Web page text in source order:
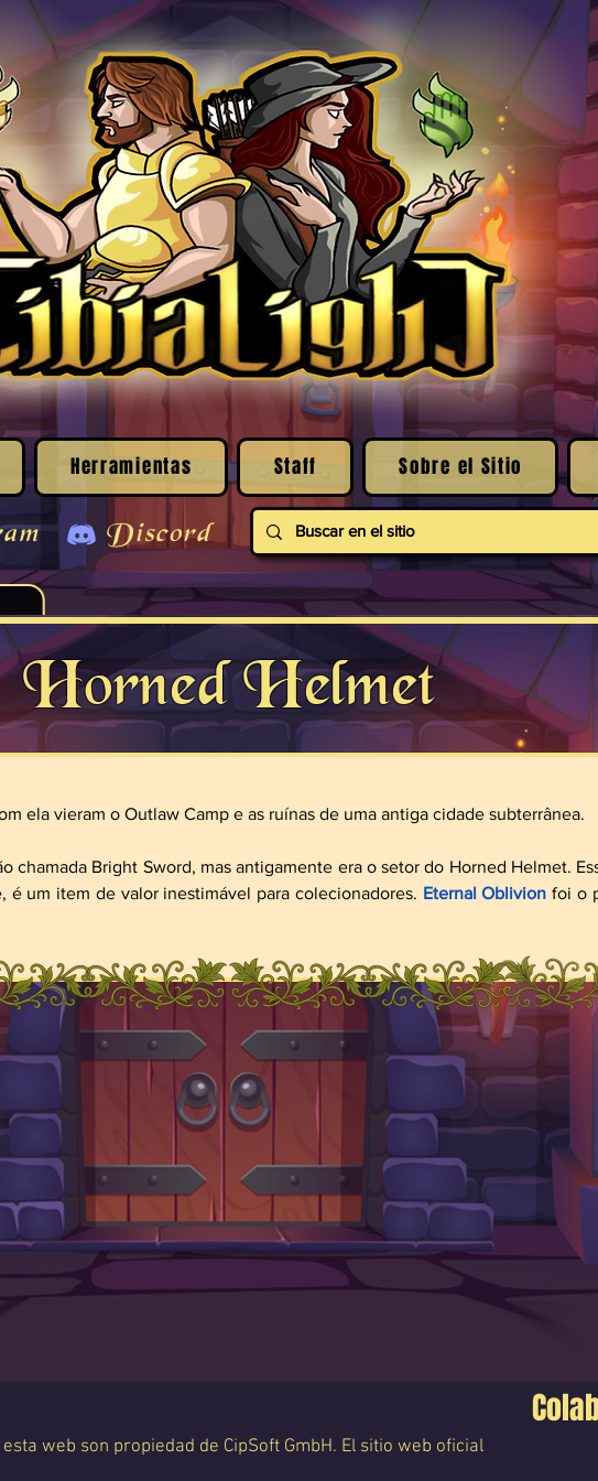
Herramientas Staff Sobre el Sitio
Discord
Horned Helmet
ela vieram o Outlaw Camp e as ruínas de uma antiga cidade subterrânea.
chamada Bright Sword, mas antigamente era o setor do Horned Helmet.
é um item de valor inestimável para colecionadores. Eternal Oblivion foi o
web son propiedad de CipSoft GmbH. El sitio web oficial